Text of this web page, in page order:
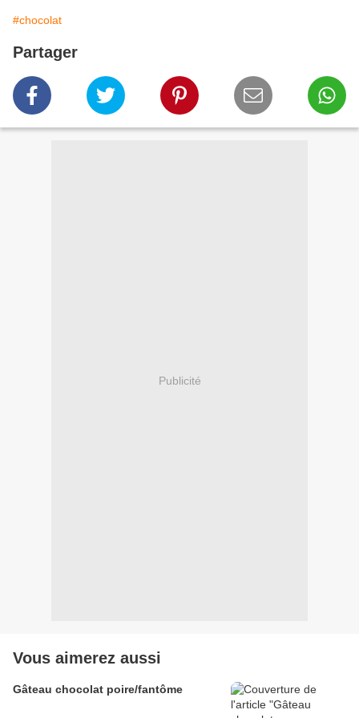
#chocolat
Partager
Publicité
Vous aimerez aussi
Gâteau chocolat poire/fantôme